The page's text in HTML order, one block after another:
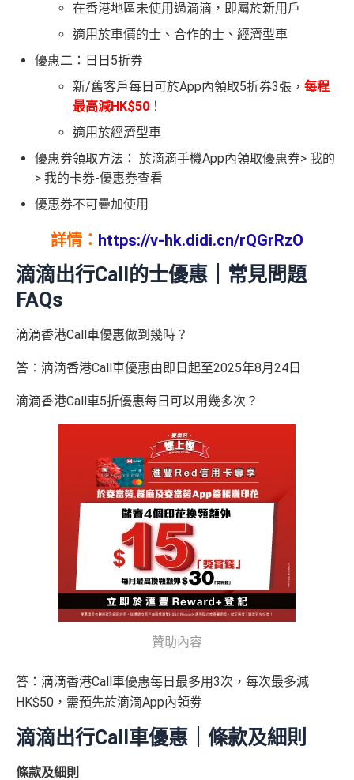
在香港地區未使用過滴滴，即屬於新用戶
適用於車價的士、合作的士、經濟型車
優惠二：日日5折券
新/舊客戶每日可於App內領取5折券3張， 每程
最高減HK$50 ！
適用於經濟型車
優惠券領取方法： 於滴滴手機App內領取優惠券> 我的
> 我的卡券-優惠券查看
優惠券不可疊加使用
詳情： https://v-hk.didi.cn/rQGrRzO
滴滴出行Call的士優惠｜常見問題
FAQs
滴滴香港Call車優惠做到幾時？
答：滴滴香港Call車優惠由即日起至2025年8月24日
滴滴香港Call車5折優惠每日可以用幾多次？
贊助內容
答：滴滴香港Call車優惠每日最多用3次，每次最多減
HK$50，需預先於滴滴App內領劵
滴滴出行Call車優惠｜條款及細則
條款及細則